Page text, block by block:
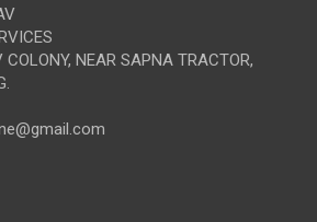
COLONY, NEAR SAPNA TRACTOR,